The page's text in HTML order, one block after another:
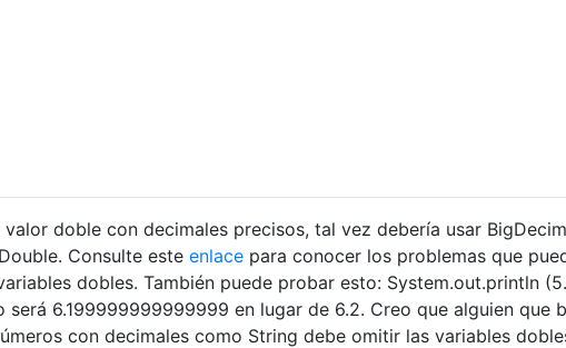
valor doble con decimales precisos, tal vez debería usar
Consulte este enlace para conocer los problemas que
dobles. También puede probar esto: System.out.println
será 6.199999999999999 en lugar de 6.2. Creo que alguien que
con decimales como String debe omitir las variables